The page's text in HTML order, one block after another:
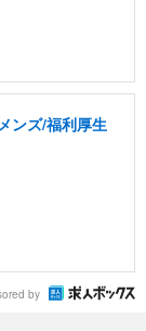
ンズ/福利厚生
by